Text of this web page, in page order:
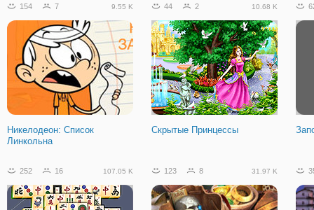
Том и Джерри: В Погоне за
Джерри
154 7 9.55 K
Никелодеон: Список
Линкольна
44 2 10.68 K
Скрытые Принцессы
252 16 107.05 K 123 8 31.97 K